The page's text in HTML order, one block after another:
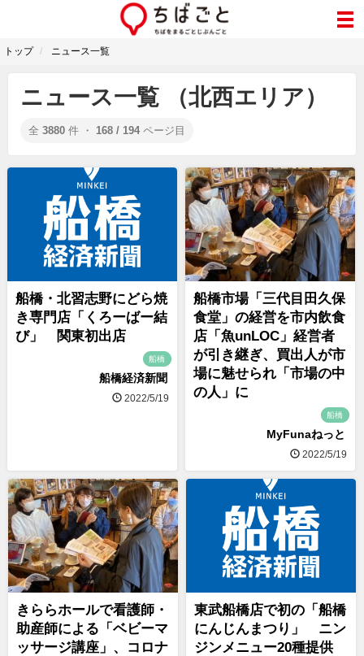
トップ ニュース一覧
ニュース一覧 （北西エリア）
全 3880 件 ・ 168 / 194 ページ目
船橋・北習志野にどら焼
き専門店「くろーばー結
び」 関東初出店
船橋
船橋経済新聞
2022/5/19
船橋市場「三代目田久保
食堂」の経営を市内飲食
店「魚unLOC」経営者
が引き継ぎ、買出人が市
場に魅せられ「市場の中
の人」に
船橋
MyFunaねっと
2022/5/19
きららホールで看護師・
助産師による「ベビーマ
ッサージ講座」、コロナ
東武船橋店で初の「船橋
にんじんまつり」 ニン
ジンメニュー20種提供